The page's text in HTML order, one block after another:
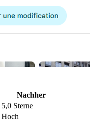
Nachher
5,0 Sterne
Hoch